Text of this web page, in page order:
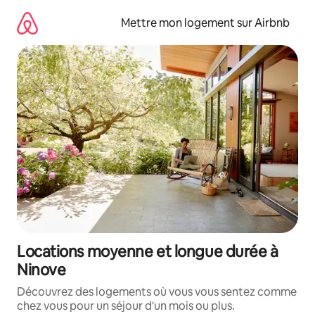
directement
contenu
Mettre mon logement sur Airbnb
Locations moyenne et longue durée à
Ninove
Découvrez des logements où vous vous sentez comme
chez vous pour un séjour d'un mois ou plus.